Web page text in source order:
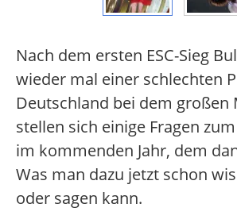
Nach dem ersten ESC-Sieg
wieder mal einer schlechten
Deutschland bei dem großen
stellen sich einige Fragen
im kommenden Jahr, dem
Was man dazu jetzt schon
oder sagen kann.